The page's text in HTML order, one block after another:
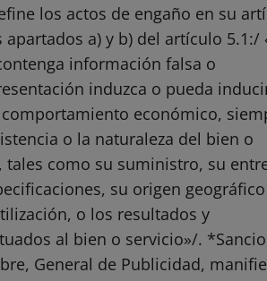
los actos de engaño en su
a) y b) del artículo 5.1:/
información falsa o
induzca o pueda
económico,
o la naturaleza del bien o
como su suministro, su
su origen
o los resultados y
al bien o servicio»/.
General de Publicidad,